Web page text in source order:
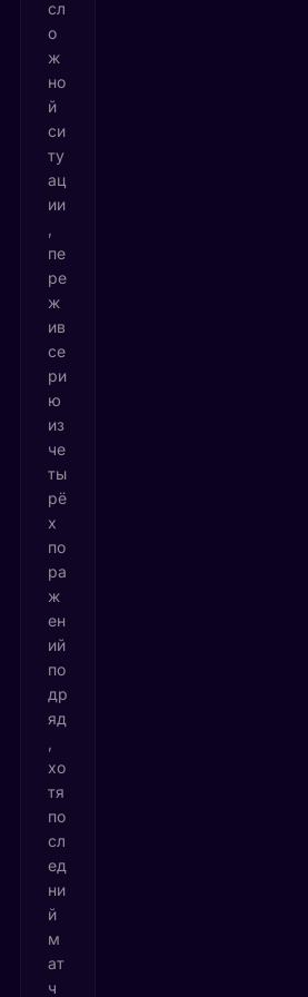
сл
о
ж
но
й
си
ту
ац
ии
пе
ре
ж
ив
се
ри
ю
из
че
ты
рё
х
по
ра
ж
ен
ий
по
др
яд
хо
тя
по
сл
ед
ни
й
м
ат
ч